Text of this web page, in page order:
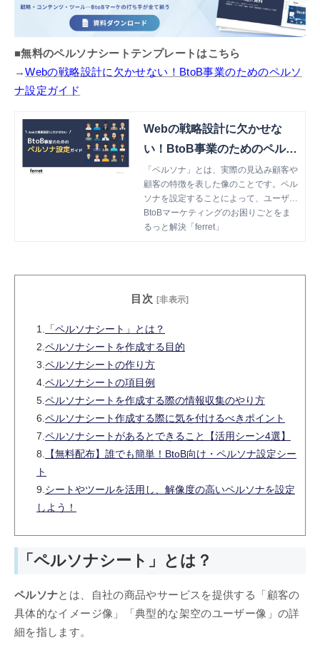
■無料のペルソナシートテンプレートはこちら
→Webの戦略設計に欠かせない！BtoB事業のためのペルソ
ナ設定ガイド
Webの戦略設計に欠かせな
い！BtoB事業のためのペルソ
ナ設定ガイド
「ペルソナ」とは、実際の見込み顧客や
顧客の特徴を表した像のことです。ペル
ソナを設定することによって、ユーザー
視点でのコンテンツ作成が可能になり、
担当者間での意思疎通も円滑に行えるよ
BtoBマーケティングのお困りごとをま
るっと解決「ferret」
目次 [非表示]
1.
​​​​​​​「ペルソナシート」とは？
2. ペルソナシートを作成する目的
3. ペルソナシートの作り方
4. ペルソナシートの項目例
5. ペルソナシートを作成する際の情報収集のやり方
6. ペルソナシート作成する際に気を付けるべきポイント
7. ペルソナシートがあるとできること【活用シーン4選】
8.
【無料配布】誰でも簡単！BtoB向け・ペルソナ設定シー
ト
9. シートやツールを活用し、解像度の高いペルソナを設定
しよう！
​​​​​​​「ペルソナシート」とは？
ペルソナとは、自社の商品やサービスを提供する「顧客の
具体的なイメージ像」「典型的な架空のユーザー像」の詳
細を指します。